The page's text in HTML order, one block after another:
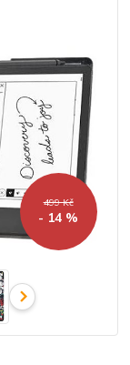
499 Kč
- 14 %